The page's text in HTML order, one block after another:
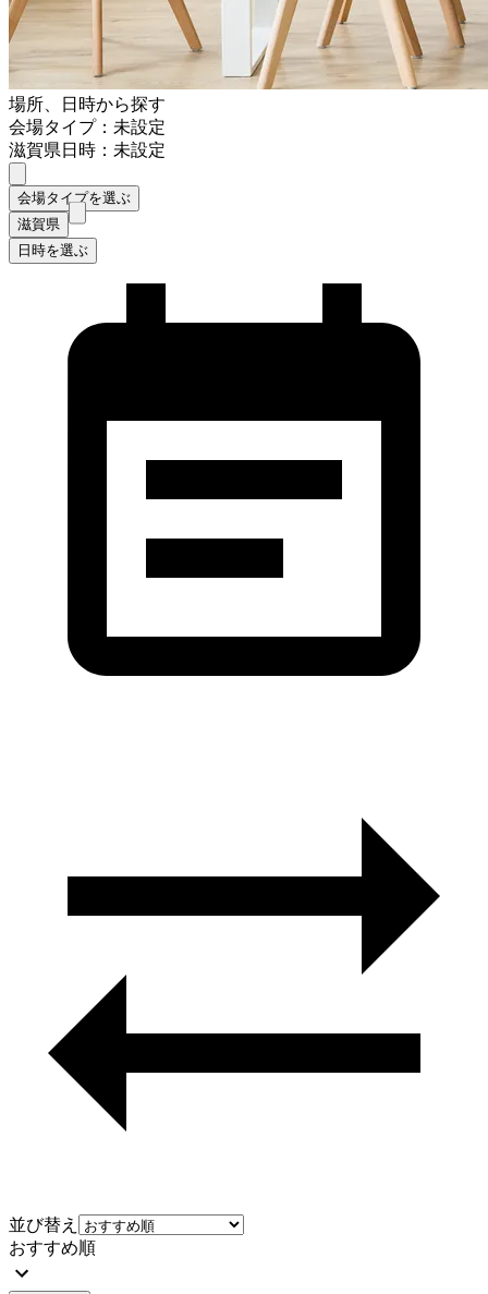
場所、日時から探す
会場タイプ：未設定
滋賀県日時：未設定
会場タイプを選ぶ
滋賀県
日時を選ぶ
並び替え
おすすめ順